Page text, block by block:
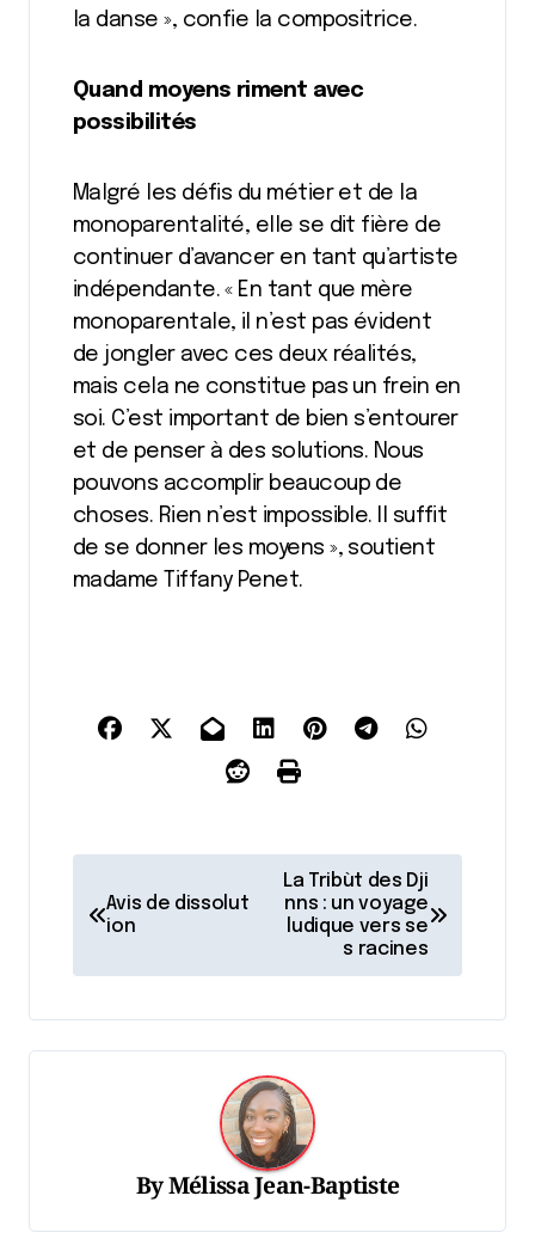
la danse », confie la compositrice.
Quand moyens riment avec
possibilités
Malgré les défis du métier et de la
monoparentalité, elle se dit fière de
continuer d’avancer en tant qu’artiste
indépendante. « En tant que mère
monoparentale, il n’est pas évident
de jongler avec ces deux réalités,
mais cela ne constitue pas un frein en
soi. C’est important de bien s’entourer
et de penser à des solutions. Nous
pouvons accomplir beaucoup de
choses. Rien n’est impossible. Il suffit
de se donner les moyens », soutient
madame Tiffany Penet.
g
n
Avis de dissolut
ion
La Tribùt des Dji
nns : un voyage
ludique vers se
s racines
ByMélissa Jean-Baptiste